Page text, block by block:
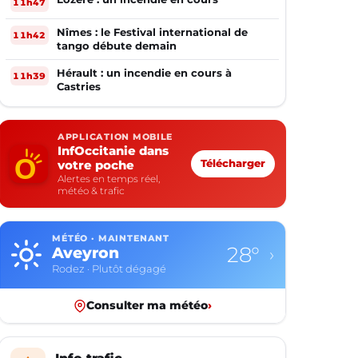
11h42
Nîmes : le Festival international de
tango débute demain
11h39
Hérault : un incendie en cours à
Castries
APPLICATION MOBILE
InfOccitanie dans
votre poche
Alertes en temps réel,
météo & trafic
Télécharger
MÉTÉO · MAINTENANT
Aveyron
Rodez · Plutôt dégagé
28° ›
Consulter ma météo›